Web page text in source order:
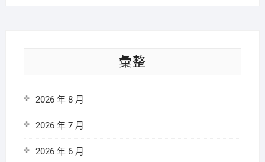
彙整
2026 年 8 月
2026 年 7 月
2026 年 6 月